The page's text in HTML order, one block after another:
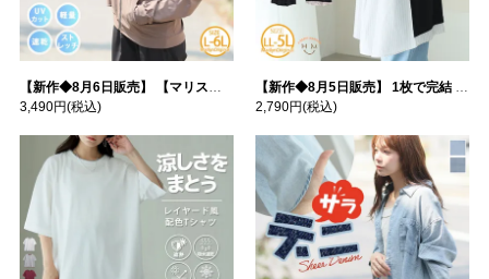
【新作◆8月6日販売】 【マリスポーツ】 運動初心者さんのための フード付き パーカー | 大きいサイズの通販ならハッピーマリリン
3,490円(税込)
【新作◆8月5日販売】 1枚で完結 袖口＆バック フハク使い トップス | 大きいサイズの通販ならハッピーマリリン
2,790円(税込)